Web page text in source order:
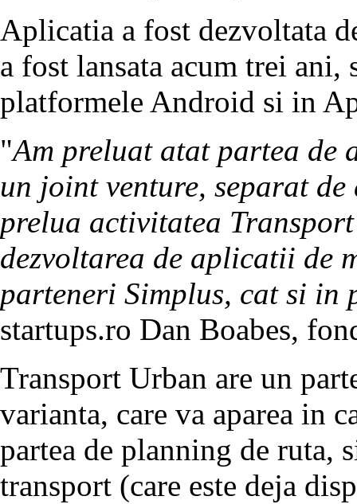
Aplicatia a fost dezvoltata
a fost lansata acum trei
platformele Android si in
"Am preluat atat partea de
un joint venture, separat
prelua activitatea
dezvoltarea de aplicatii de
parteneri Simplus, cat si in
startups.ro Dan Boabes,
Transport Urban are un
varianta, care va aparea in
partea de planning de ruta,
transport (care este deja